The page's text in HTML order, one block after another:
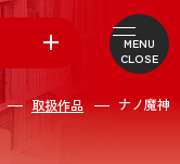
MENU
CLOSE
取扱作品 ナノ魔神